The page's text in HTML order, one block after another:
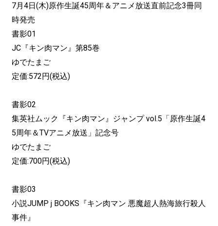
7月4日(木)原作生誕45周年＆アニメ放送直前記念3冊同
時発売
書影01
JC『キン肉マン』第85巻
ゆでたまご
定価:572円(税込)
書影02
集英社ムック『キン肉マン』ジャンプ vol.5「原作生誕4
5周年＆TVアニメ放送」記念号
ゆでたまご
定価:700円(税込)
書影03
小説JUMP j BOOKS『キン肉マン 悪魔超人熱海旅行殺人
事件』